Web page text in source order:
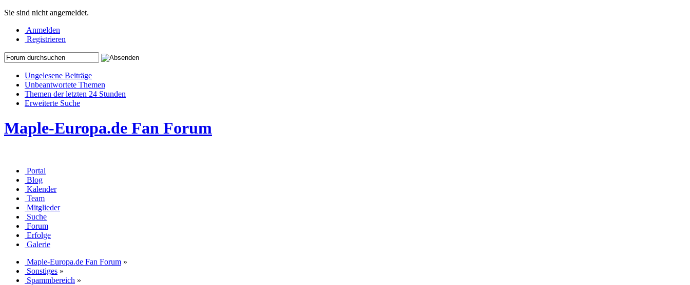
Sie sind nicht angemeldet.
Anmelden
Registrieren
Ungelesene Beiträge
Unbeantwortete Themen
Themen der letzten 24 Stunden
Erweiterte Suche
Maple-Europa.de Fan Forum
Portal
Blog
Kalender
Team
Mitglieder
Suche
Forum
Erfolge
Galerie
Maple-Europa.de Fan Forum »
Sonstiges »
Spammbereich »